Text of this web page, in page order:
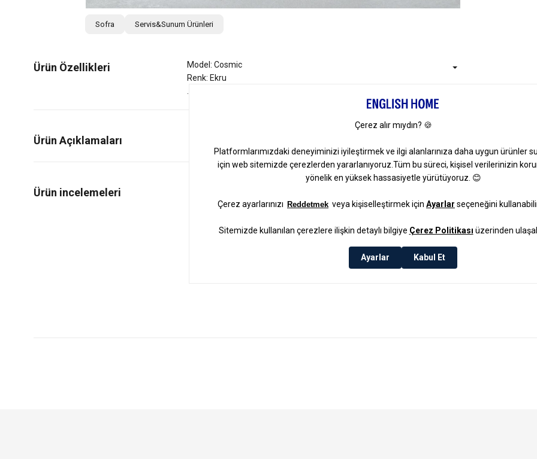
Sofra Servis&Sunum Ürünleri
Ürün Özellikleri
Model: Cosmic
Renk: Ekru
Ürün Açıklamaları